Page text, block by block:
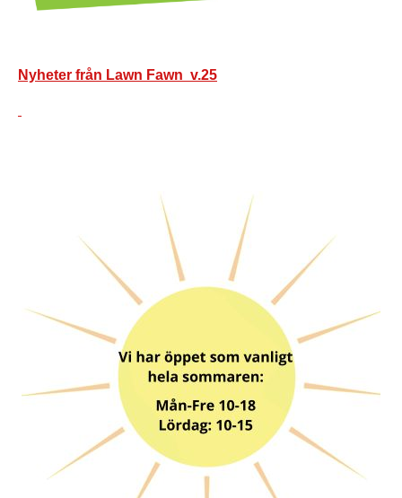
Nyheter från Lawn Fawn v.25